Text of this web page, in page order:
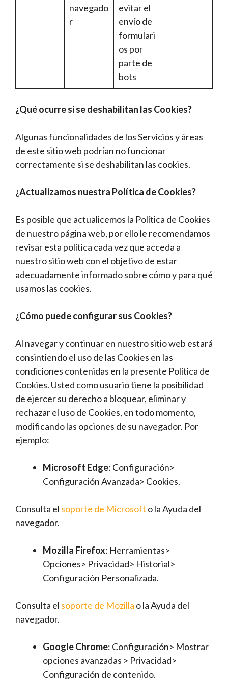
navegado
r
evitar el
envío de
formulari
os por
parte de
bots
¿Qué ocurre si se deshabilitan las Cookies?
Algunas funcionalidades de los Servicios y áreas
de este sitio web podrían no funcionar
correctamente si se deshabilitan las cookies.
¿Actualizamos nuestra Política de Cookies?
Es posible que actualicemos la Política de Cookies
de nuestro página web, por ello le recomendamos
revisar esta política cada vez que acceda a
nuestro sitio web con el objetivo de estar
adecuadamente informado sobre cómo y para qué
usamos las cookies.
¿Cómo puede configurar sus Cookies?
Al navegar y continuar en nuestro sitio web estará
consintiendo el uso de las Cookies en las
condiciones contenidas en la presente Política de
Cookies. Usted como usuario tiene la posibilidad
de ejercer su derecho a bloquear, eliminar y
rechazar el uso de Cookies, en todo momento,
modificando las opciones de su navegador. Por
ejemplo:
Microsoft Edge: Configuración>
Configuración Avanzada> Cookies.
Consulta el soporte de Microsoft o la Ayuda del
navegador.
Mozilla Firefox: Herramientas>
Opciones> Privacidad> Historial>
Configuración Personalizada.
Consulta el soporte de Mozilla o la Ayuda del
navegador.
Google Chrome: Configuración> Mostrar
opciones avanzadas > Privacidad>
Configuración de contenido.